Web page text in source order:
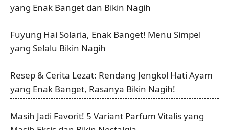
yang Enak Banget dan Bikin Nagih
Fuyung Hai Solaria, Enak Banget! Menu Simpel
yang Selalu Bikin Nagih
Resep & Cerita Lezat: Rendang Jengkol Hati Ayam
yang Enak Banget, Rasanya Bikin Nagih!
Masih Jadi Favorit! 5 Variant Parfum Vitalis yang